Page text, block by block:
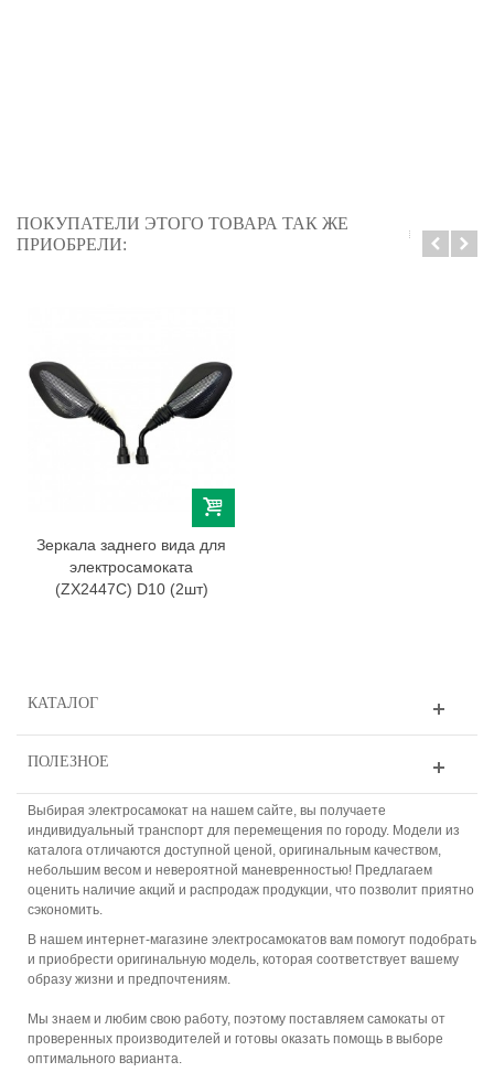
ПОКУПАТЕЛИ ЭТОГО ТОВАРА ТАК ЖЕ
ПРИОБРЕЛИ:
Зеркала заднего вида для
электросамоката
(ZX2447С) D10 (2шт)
КАТАЛОГ
ПОЛЕЗНОЕ
Выбирая электросамокат на нашем сайте, вы получаете
индивидуальный транспорт для перемещения по городу. Модели из
каталога отличаются доступной ценой, оригинальным качеством,
небольшим весом и невероятной маневренностью! Предлагаем
оценить наличие акций и распродаж продукции, что позволит приятно
сэкономить.
В нашем интернет-магазине электросамокатов вам помогут подобрать
и приобрести оригинальную модель, которая соответствует вашему
образу жизни и предпочтениям.
Мы знаем и любим свою работу, поэтому поставляем самокаты от
проверенных производителей и готовы оказать помощь в выборе
оптимального варианта.